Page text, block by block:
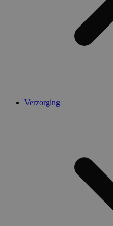
Verzorging